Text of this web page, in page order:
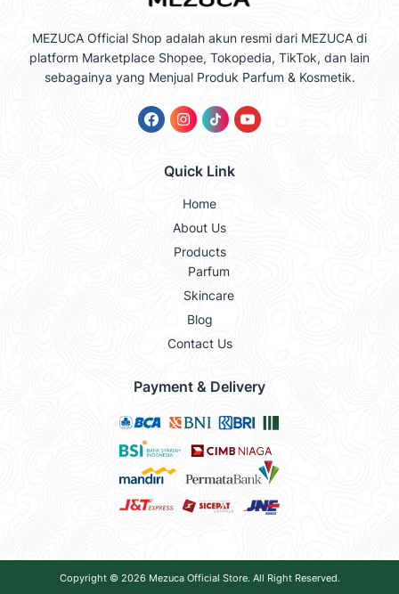
MEZUCA Official Shop adalah akun resmi dari MEZUCA di
platform Marketplace Shopee, Tokopedia, TikTok, dan lain
sebagainya yang Menjual Produk Parfum & Kosmetik.
Quick Link
Home
About Us
Products
Parfum
Skincare
Blog
Contact Us
Payment & Delivery
Copyright © 2026 Mezuca Official Store. All Right Reserved.